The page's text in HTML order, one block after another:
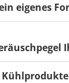
eigenes